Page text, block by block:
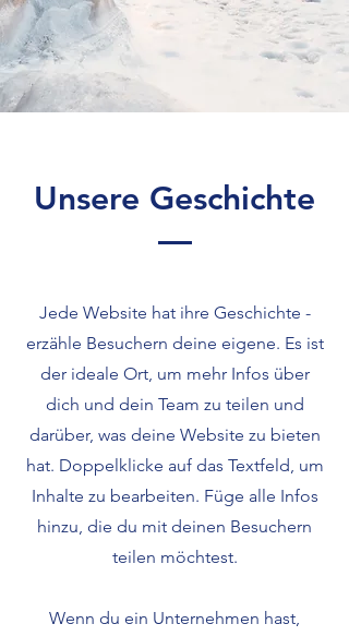
Unsere Geschichte
Jede Website hat ihre Geschichte -
erzähle Besuchern deine eigene. Es ist
der ideale Ort, um mehr Infos über
dich und dein Team zu teilen und
darüber, was deine Website zu bieten
hat. Doppelklicke auf das Textfeld, um
Inhalte zu bearbeiten. Füge alle Infos
hinzu, die du mit deinen Besuchern
teilen möchtest.
Wenn du ein Unternehmen hast,